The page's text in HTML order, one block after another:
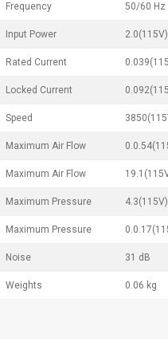
Frequency 50/60 Hz
Input Power
Rated Current
Locked Current
Speed
Maximum Air Flow
Maximum Air Flow
Maximum Pressure
Maximum Pressure
Noise 31 dB
Weights 0.06 kg